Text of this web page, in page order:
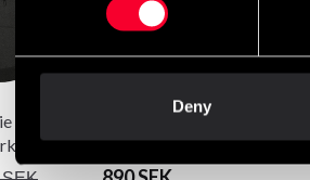
Deny
pullover
Fighter hættejakke
STÅENDE HØJ